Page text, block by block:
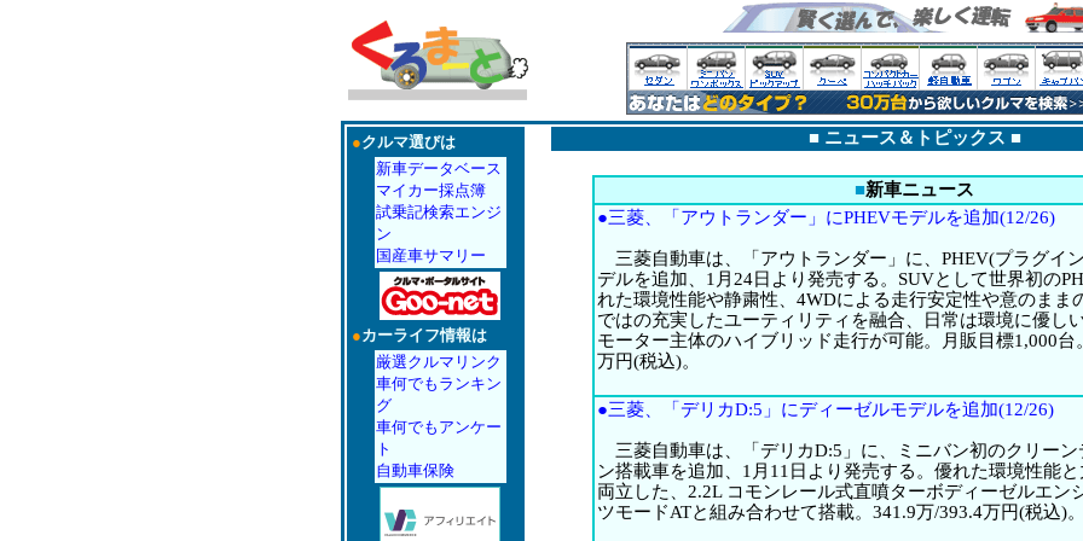
●クルマ選びは
新車データベース
マイカー採点簿
試乗記検索エンジ
ン
国産車サマリー
●カーライフ情報は
厳選クルマリンク
車何でもランキン
グ
車何でもアンケー
ト
自動車保険
■ ニュース＆トピックス ■
■新車ニュース
●三菱、「アウトランダー」にPHEVモデルを追加(12/26)
三菱自動車は、「アウトランダー」に、PHEV(プラグイ
デルを追加、1月24日より発売する。SUVとして世界初の
れた環境性能や静粛性、4WDによる走行安定性や意のまま
ではの充実したユーティリティを融合、日常は環境に優し
モーター主体のハイブリッド走行が可能。月販目標1,000台
万円(税込)。
●三菱、「デリカD:5」にディーゼルモデルを追加(12/26)
三菱自動車は、「デリカD:5」に、ミニバン初のクリーン
ン搭載車を追加、1月11日より発売する。優れた環境性能
両立した、2.2L コモンレール式直噴ターボディーゼルエン
ツモードATと組み合わせて搭載。341.9万/393.4万円(税込)